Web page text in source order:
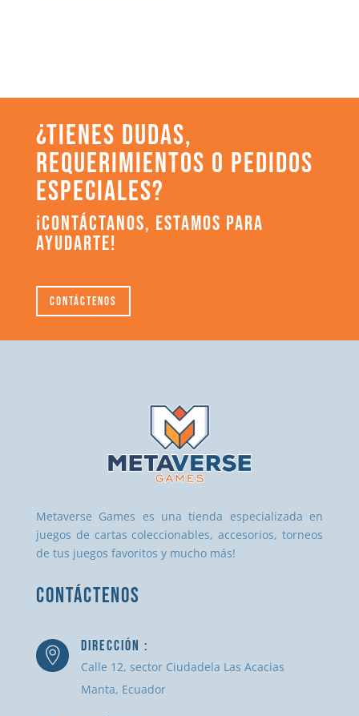
¿TIENES DUDAS,
REQUERIMIENTOS O PEDIDOS
ESPECIALES?
¡CONTÁCTANOS, ESTAMOS PARA
AYUDARTE!
Contáctenos
Metaverse Games es una tienda especializada en
juegos de cartas coleccionables, accesorios, torneos
de tus juegos favoritos y mucho más!
CONTÁCTENOS
 DIRECCIÓN :
Calle 12, sector Ciudadela Las Acacias
Manta, Ecuador